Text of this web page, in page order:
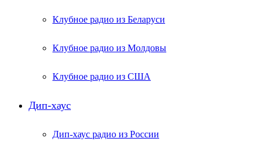
Клубное радио из Беларуси
Клубное радио из Молдовы
Клубное радио из США
Дип-хаус
Дип-хаус радио из России